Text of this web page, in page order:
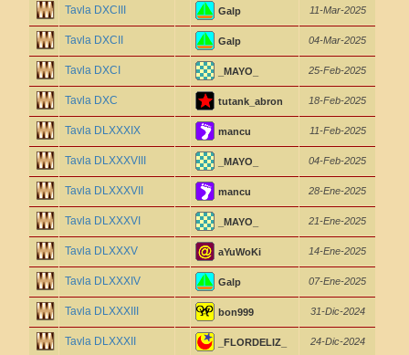
Tavla DXCIII Galp 11-Mar-2025
Tavla DXCII Galp 04-Mar-2025
Tavla DXCI _MAYO_ 25-Feb-2025
Tavla DXC tutank_abron 18-Feb-2025
Tavla DLXXXIX mancu 11-Feb-2025
Tavla DLXXXVIII _MAYO_ 04-Feb-2025
Tavla DLXXXVII mancu 28-Ene-2025
Tavla DLXXXVI _MAYO_ 21-Ene-2025
Tavla DLXXXV aYuWoKi 14-Ene-2025
Tavla DLXXXIV Galp 07-Ene-2025
Tavla DLXXXIII bon999 31-Dic-2024
Tavla DLXXXII _FLORDELIZ_ 24-Dic-2024